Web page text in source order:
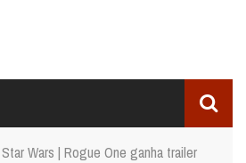
Star Wars | Rogue One ganha trailer